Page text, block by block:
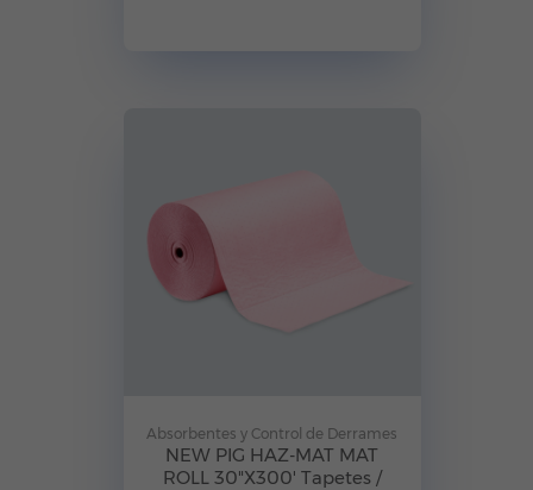
Absorbentes y Control de Derrames
NEW PIG HAZ-MAT MAT
ROLL 30"X300' Tapetes /